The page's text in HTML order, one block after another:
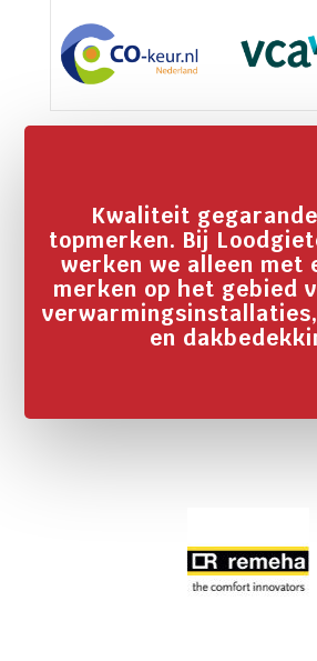
Kwaliteit
topmerken. Bij
werken we alleen met
merken op het gebied
en